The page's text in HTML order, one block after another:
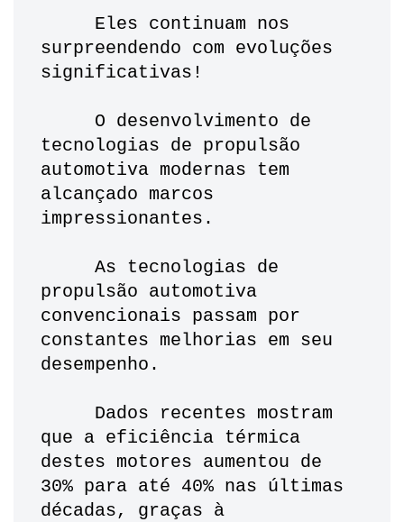
surpreendendo com evoluções
significativas!
tecnologias de propulsão
automotiva modernas tem
alcançado marcos
impressionantes.
propulsão automotiva
convencionais passam por
constantes melhorias em seu
desempenho.
que a eficiência térmica
destes motores aumentou de
30% para até 40% nas últimas
décadas, graças à